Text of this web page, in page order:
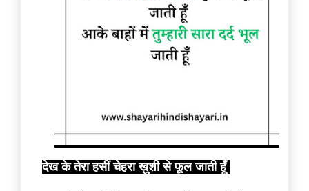
देख के तेरा हसीं चेहरा ख़ुशी से फूल जाती हूँ